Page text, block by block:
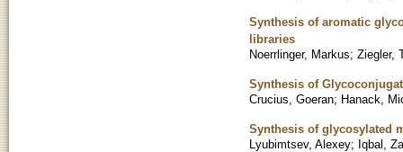
Synthesis of aromatic
libraries
Noerrlinger, Markus; Ziegler,
Synthesis of
Crucius, Goeran; Hanack,
Synthesis of glycosylated
Lyubimtsev, Alexey; Iqbal,